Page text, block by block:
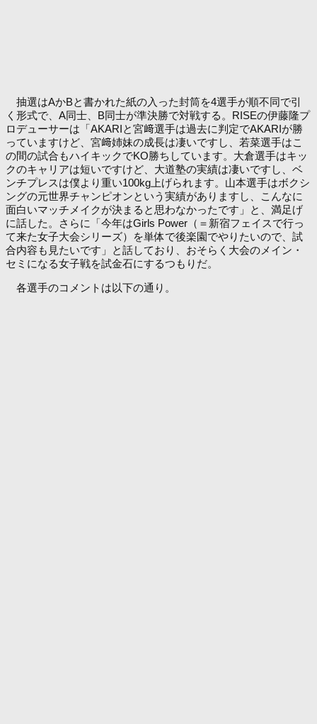
抽選はAかBと書かれた紙の入った封筒を4選手が順不同で引
く形式で、A同士、B同士が準決勝で対戦する。RISEの伊藤隆プ
ロデューサーは「AKARIと宮﨑選手は過去に判定でAKARIが勝
っていますけど、宮﨑姉妹の成長は凄いですし、若菜選手はこ
の間の試合もハイキックでKO勝ちしています。大倉選手はキッ
クのキャリアは短いですけど、大道塾の実績は凄いですし、ベ
ンチプレスは僕より重い100kg上げられます。山本選手はボクシ
ングの元世界チャンピオンという実績がありますし、こんなに
面白いマッチメイクが決まると思わなかったです」と、満足げ
に話した。さらに「今年はGirls Power（＝新宿フェイスで行っ
て来た女子大会シリーズ）を単体で後楽園でやりたいので、試
合内容も見たいです」と話しており、おそらく大会のメイン・
セミになる女子戦を試金石にするつもりだ。
各選手のコメントは以下の通り。